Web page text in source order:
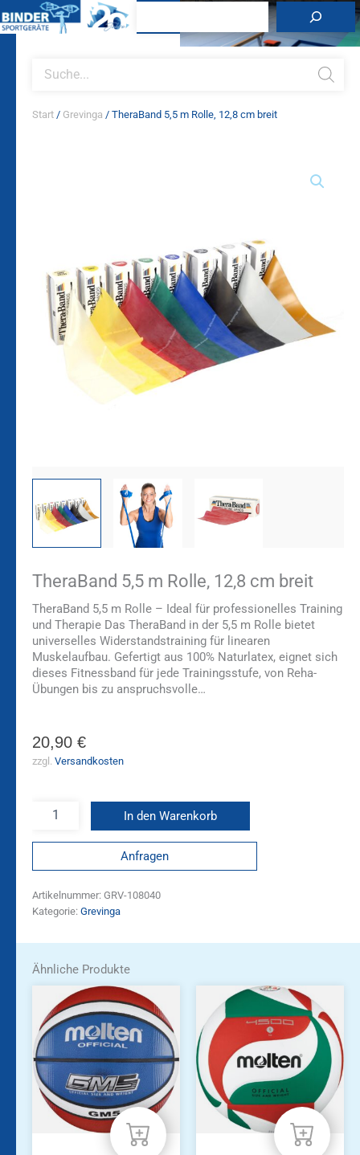
Inhalt
search
Start / Grevinga / TheraBand 5,5 m Rolle, 12,8 cm breit
TheraBand 5,5 m Rolle, 12,8 cm breit
TheraBand 5,5 m Rolle – Ideal für professionelles Training
und Therapie Das TheraBand in der 5,5 m Rolle bietet
universelles Widerstandstraining für linearen
Muskelaufbau. Gefertigt aus 100% Naturlatex, eignet sich
dieses Fitnessband für jede Trainingsstufe, von Reha-
Übungen bis zu anspruchsvolle…
20,90 €
zzgl. Versandkosten
Menge
In den Warenkorb
Anfragen
Artikelnummer: GRV-108040
Kategorie: Grevinga
Ähnliche Produkte